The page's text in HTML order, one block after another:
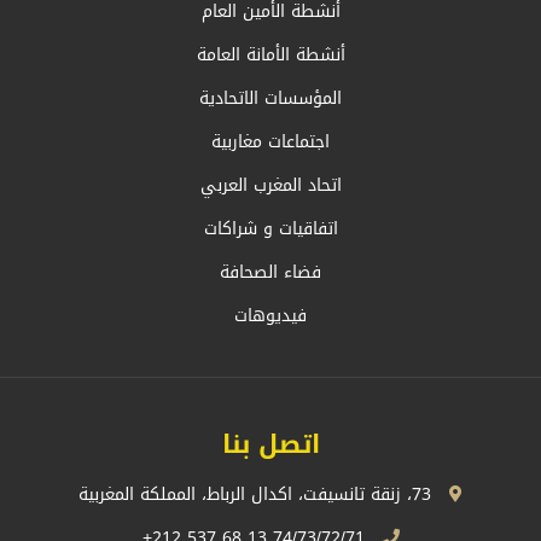
أنشطة الأمين العام
أنشطة الأمانة العامة
المؤسسات الاتحادية
اجتماعات مغاربية
اتحاد المغرب العربي
اتفاقيات و شراكات
فضاء الصحافة
فيديوهات
اتصل بنا